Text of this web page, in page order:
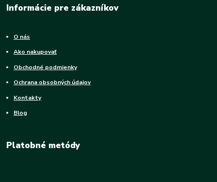
Informácie pre zákazníkov
O nás
Ako nakupovať
Obchodné podmienky
Ochrana obsobných údajov
Kontakty
Blog
Platobné metódy